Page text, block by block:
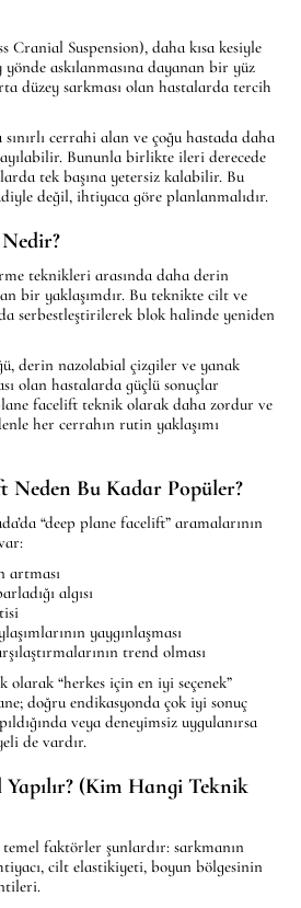
Suspension), daha kısa kesiyle
askılanmasına dayanan bir yüz
düzey sarkması olan hastalarda tercih
cerrahi alan ve çoğu hastada daha
Bununla birlikte ileri derecede
tek başına yetersiz kalabilir. Bu
değil, ihtiyaca göre planlanmalıdır.
teknikleri arasında daha derin
bir yaklaşımdır. Bu teknikte cilt ve
serbestleştirilerek blok halinde yeniden
derin nazolabial çizgiler ve yanak
olan hastalarda güçlü sonuçlar
facelift teknik olarak daha zordur ve
her cerrahın rutin yaklaşımı
Neden Bu Kadar Popüler?
“deep plane facelift” aramalarının
artması
algısı
yaygınlaşması
trend olması
“herkes için en iyi seçenek”
doğru endikasyonda çok iyi sonuç
veya deneyimsiz uygulanırsa
de vardır.
(Kim Hangi Teknik
faktörler şunlardır: sarkmanın
cilt elastikiyeti, boyun bölgesinin